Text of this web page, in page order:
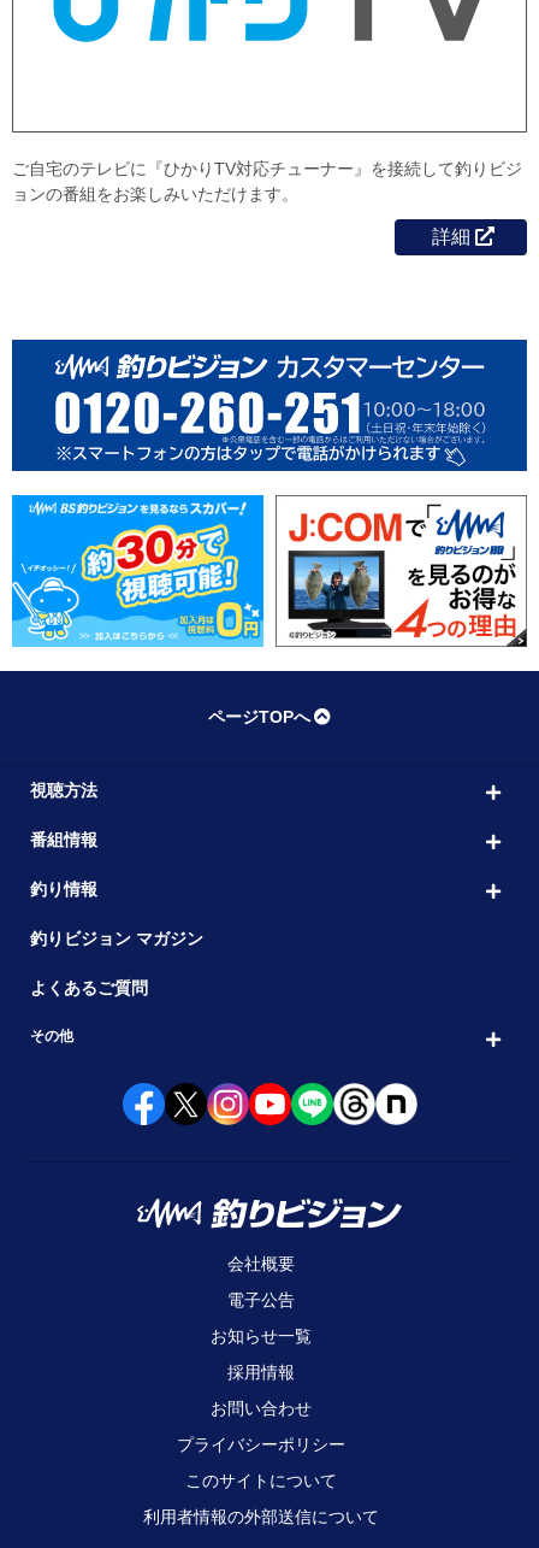
ご自宅のテレビに『ひかりTV対応チューナー』を接続して釣りビジ
ョンの番組をお楽しみいただけます。
詳細
ページTOPへ
視聴方法
番組情報
釣り情報
釣りビジョン マガジン
よくあるご質問
その他
会社概要
電子公告
お知らせ一覧
採用情報
お問い合わせ
プライバシーポリシー
このサイトについて
利用者情報の外部送信について